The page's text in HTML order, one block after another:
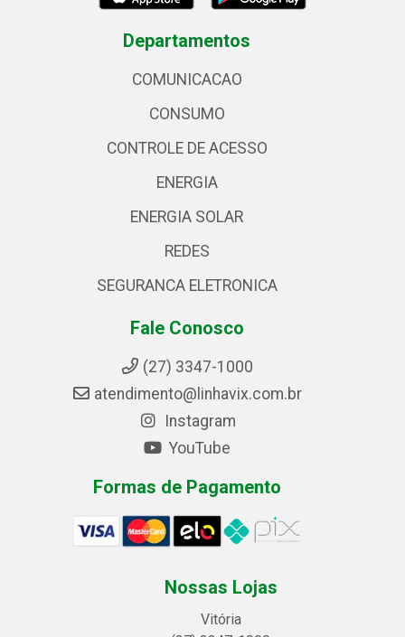
Departamentos
COMUNICACAO
CONSUMO
CONTROLE DE ACESSO
ENERGIA
ENERGIA SOLAR
REDES
SEGURANCA ELETRONICA
Fale Conosco
(27) 3347-1000
atendimento@linhavix.com.br
Instagram
YouTube
Formas de Pagamento
Nossas Lojas
Vitória